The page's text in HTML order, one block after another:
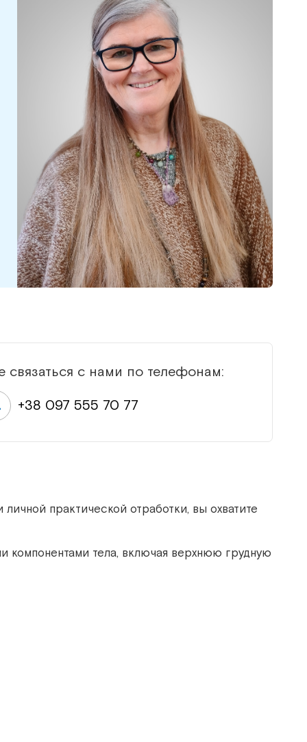
связаться с нами по телефонам:
+38 097 555 70 77
практической отработки, вы охватите
тела, включая верхнюю грудную